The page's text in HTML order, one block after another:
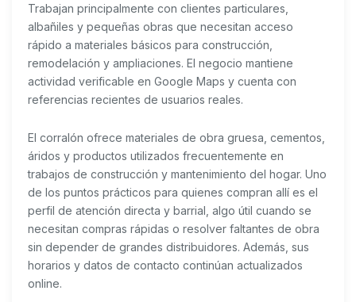
Trabajan principalmente con clientes particulares,
albañiles y pequeñas obras que necesitan acceso
rápido a materiales básicos para construcción,
remodelación y ampliaciones. El negocio mantiene
actividad verificable en Google Maps y cuenta con
referencias recientes de usuarios reales.
El corralón ofrece materiales de obra gruesa, cementos,
áridos y productos utilizados frecuentemente en
trabajos de construcción y mantenimiento del hogar. Uno
de los puntos prácticos para quienes compran allí es el
perfil de atención directa y barrial, algo útil cuando se
necesitan compras rápidas o resolver faltantes de obra
sin depender de grandes distribuidores. Además, sus
horarios y datos de contacto continúan actualizados
online.